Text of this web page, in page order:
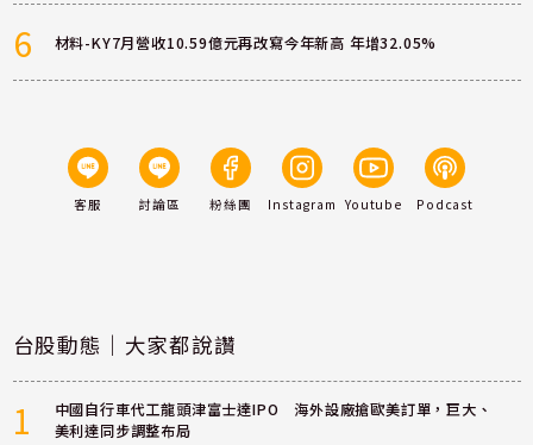
6 材料-KY7月營收10.59億元再改寫今年新高 年增32.05%
客服 討論區 粉絲團 Instagram Youtube Podcast
台股動態｜大家都說讚
1
中國自行車代工龍頭津富士達IPO 海外設廠搶歐美訂單，巨大、
美利達同步調整布局